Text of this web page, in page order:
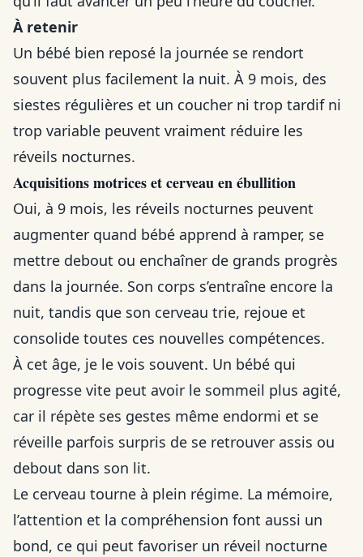
À retenir
Un bébé bien reposé la journée se rendort
souvent plus facilement la nuit. À 9 mois, des
siestes régulières et un coucher ni trop tardif ni
trop variable peuvent vraiment réduire les
réveils nocturnes.
Acquisitions motrices et cerveau en ébullition
Oui, à 9 mois, les réveils nocturnes peuvent
augmenter quand bébé apprend à ramper, se
mettre debout ou enchaîner de grands progrès
dans la journée. Son corps s’entraîne encore la
nuit, tandis que son cerveau trie, rejoue et
consolide toutes ces nouvelles compétences.
À cet âge, je le vois souvent. Un bébé qui
progresse vite peut avoir le sommeil plus agité,
car il répète ses gestes même endormi et se
réveille parfois surpris de se retrouver assis ou
debout dans son lit.
Le cerveau tourne à plein régime. La mémoire,
l’attention et la compréhension font aussi un
bond, ce qui peut favoriser un réveil nocturne